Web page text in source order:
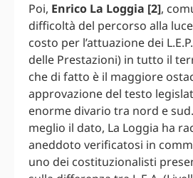
Poi, Enrico La Loggia [2],
difficoltà del percorso alla
costo per l’attuazione dei
delle Prestazioni) in tutto il
che di fatto è il maggiore
approvazione del testo
enorme divario tra nord e
meglio il dato, La Loggia ha
aneddoto verificatosi in
uno dei costituzionalisti